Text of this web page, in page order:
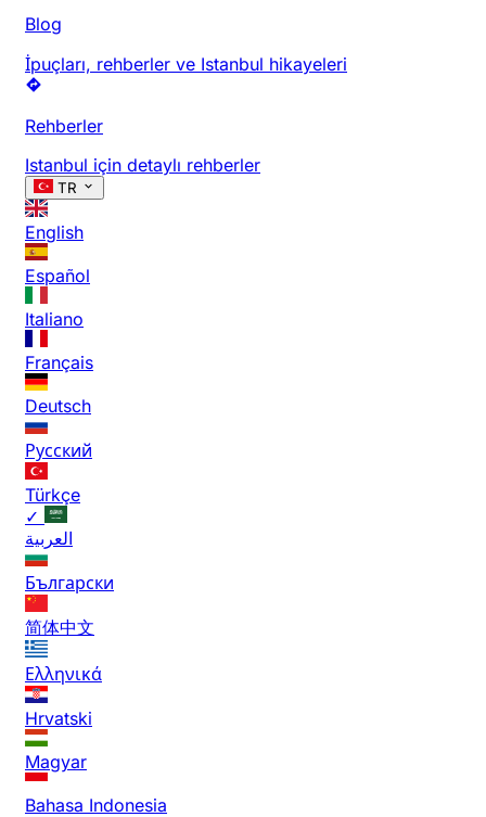
Blog
İpuçları, rehberler ve Istanbul hikayeleri
Rehberler
Istanbul için detaylı rehberler
TR
English
Español
Italiano
Français
Deutsch
Русский
Türkçe
✓
العربية
Български
简体中文
Ελληνικά
Hrvatski
Magyar
Bahasa Indonesia